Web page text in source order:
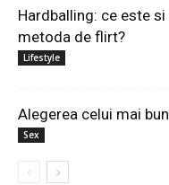
Hardballing: ce este
metoda de flirt?
Lifestyle
Alegerea celui mai
Sex